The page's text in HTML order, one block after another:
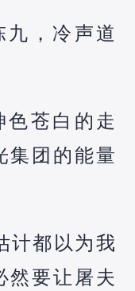
九，冷声道
色苍白的走
集团的能量
计都以为我
然要让屠夫